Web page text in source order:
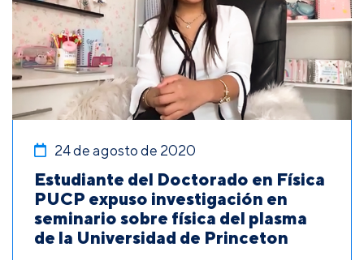
24 de agosto de 2020
Estudiante del Doctorado en Física
PUCP expuso investigación en
seminario sobre física del plasma
de la Universidad de Princeton